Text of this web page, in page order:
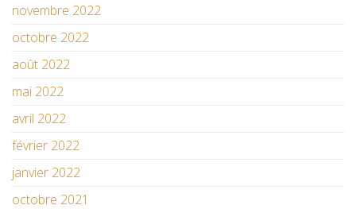
novembre 2022
octobre 2022
août 2022
mai 2022
avril 2022
février 2022
janvier 2022
octobre 2021